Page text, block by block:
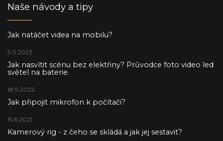
Naše návody a tipy
Jak natáčet videa na mobilu?
5.11.2023
Jak nasvítit scénu bez elektřiny? Průvodce foto video led
světel na baterie.
18.9.2022
Jak připojit mikrofon k počítači?
15.6.2021
Kamerový rig - z čeho se skládá a jak jej sestavit?